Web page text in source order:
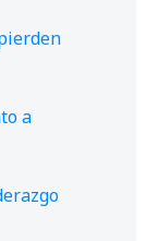
a